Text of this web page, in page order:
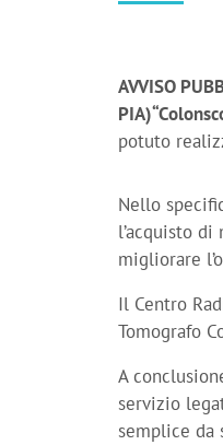
AVVISO
PIA)
potuto
Nello
l’acquisto
migliorare
Il Centro
Tomografo
A
servizio
semplice da